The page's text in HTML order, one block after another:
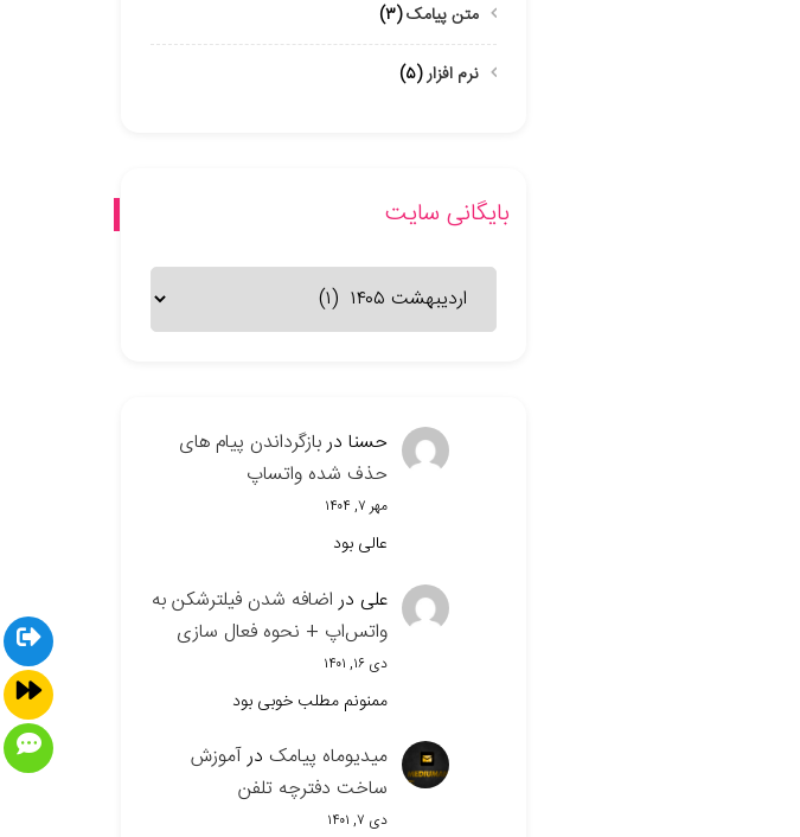
متن پیامک(۳)
نرم افزار(۵)
بایگانی سایت
سایت
حسنا دربازگرداندن پیام های
حذف شده واتساپ
مهر ۷, ۱۴۰۴
عالی بود
علی دراضافه شدن فیلترشکن به
واتس‌اپ + نحوه فعال سازی
دی ۱۶, ۱۴۰۱
ممنونم مطلب خوبی بود
میدیوماه پیامک درآموزش
ساخت دفترچه تلفن
دی ۷, ۱۴۰۱